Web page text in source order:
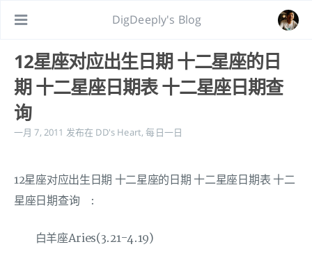
DigDeeply's Blog
12星座对应出生日期 十二星座的日
期 十二星座日期表 十二星座日期查
询
一月 7, 2011 发布在 DD's Heart,每日一日
12星座对应出生日期 十二星座的日期 十二星座日期表 十二
星座日期查询 :
白羊座Aries(3.21-4.19)